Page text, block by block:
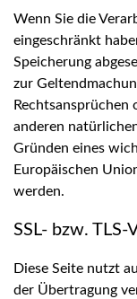
Wenn Sie die
eingeschränkt
Speicherung
zur
Rechtsansprüchen
anderen
Gründen eines
Europäischen
werden.
SSL- bzw.
Diese Seite nutzt
der Übertragung